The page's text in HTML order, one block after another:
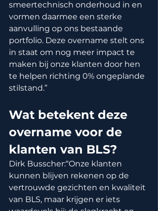
smeertechnisch onderhoud in en
vormen daarmee een sterke
aanvulling op ons bestaande
portfolio. Deze overname stelt ons
in staat om nog meer impact te
maken bij onze klanten door hen
te helpen richting 0% ongeplande
stilstand.”
Wat betekent deze
overname voor de
klanten van BLS?
Dirk Busscher:“Onze klanten
kunnen blijven rekenen op de
vertrouwde gezichten en kwaliteit
van BLS, maar krijgen er iets